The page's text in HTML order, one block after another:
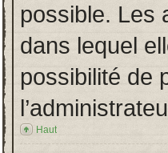
possible. Les
dans lequel
possibilité de
Haut